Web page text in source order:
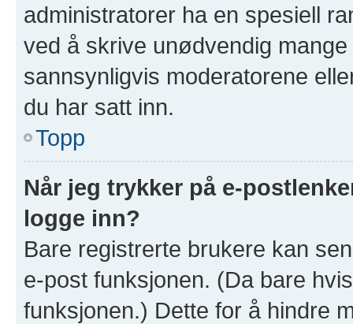
administratorer ha en spesiell
ved å skrive unødvendig
sannsynligvis moderatorene
du har satt inn.
Topp
Når jeg trykker på e-
logge inn?
Bare registrerte brukere kan
e-post funksjonen. (Da bare
funksjonen.) Dette for å hindre